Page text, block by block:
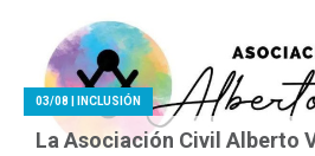
03/08 | INCLUSIÓN
La Asociación Civil Alberto